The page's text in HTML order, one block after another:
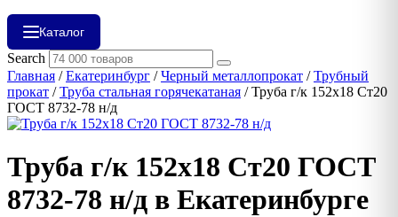
Каталог
Search
Главная /Екатеринбург /Черный металлопрокат /Трубный
прокат /Труба стальная горячекатаная / Труба г/к 152х18 Ст20
ГОСТ 8732-78 н/д
Труба г/к 152х18 Ст20 ГОСТ
8732-78 н/д в Екатеринбурге